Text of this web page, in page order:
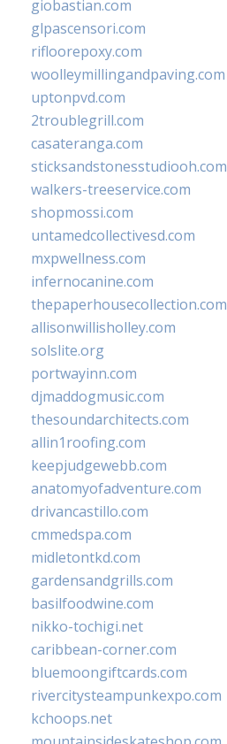
giobastian.com
glpascensori.com
rifloorepoxy.com
woolleymillingandpaving.com
uptonpvd.com
2troublegrill.com
casateranga.com
sticksandstonesstudiooh.com
walkers-treeservice.com
shopmossi.com
untamedcollectivesd.com
mxpwellness.com
infernocanine.com
thepaperhousecollection.com
allisonwillisholley.com
solslite.org
portwayinn.com
djmaddogmusic.com
thesoundarchitects.com
allin1roofing.com
keepjudgewebb.com
anatomyofadventure.com
drivancastillo.com
cmmedspa.com
midletontkd.com
gardensandgrills.com
basilfoodwine.com
nikko-tochigi.net
caribbean-corner.com
bluemoongiftcards.com
rivercitysteampunkexpo.com
kchoops.net